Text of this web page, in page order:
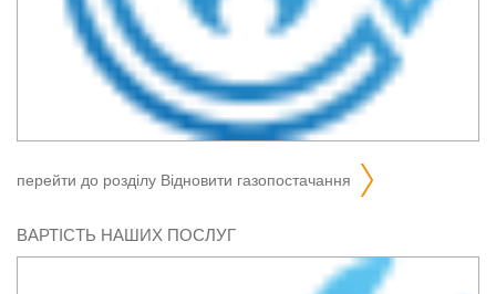
перейти до розділу відновити газопостачання
ВАРТІСТЬ НАШИХ ПОСЛУГ